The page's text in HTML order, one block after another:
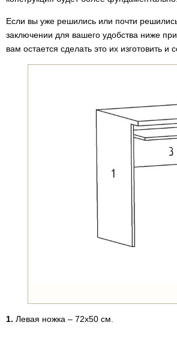
Если вы уже решились или почти
заключении для вашего удобства ниже
вам остается сделать это их изготовить и
1. Левая ножка – 72х50 см.